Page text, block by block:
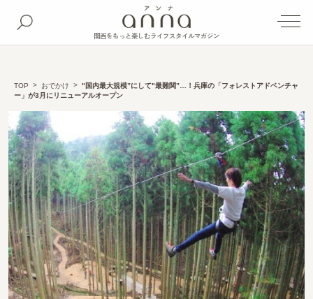
関西をもっと楽しむライフスタイルマガジン
TOP おでかけ
"国内最大規模”にして"最難関”…！兵庫の「フォレストアドベンチャ
ー」が3月にリニューアルオープン